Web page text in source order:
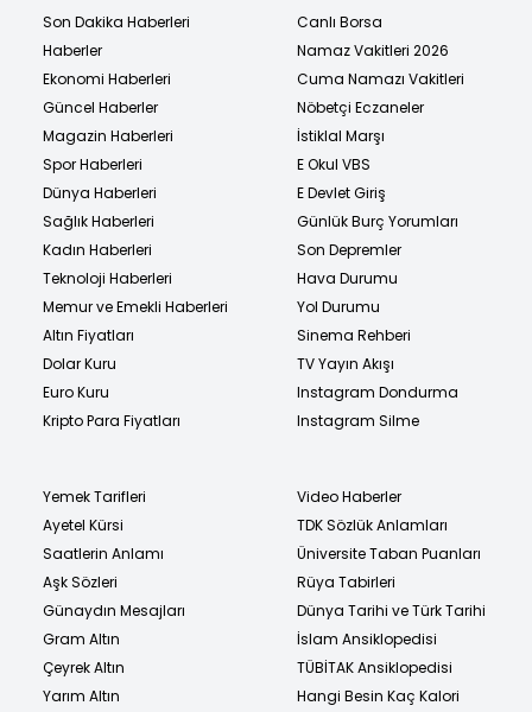
Son Dakika Haberleri
Haberler
Ekonomi Haberleri
Güncel Haberler
Magazin Haberleri
Spor Haberleri
Dünya Haberleri
Sağlık Haberleri
Kadın Haberleri
Teknoloji Haberleri
Memur ve Emekli Haberleri
Altın Fiyatları
Dolar Kuru
Euro Kuru
Kripto Para Fiyatları
Canlı Borsa
Namaz Vakitleri 2026
Cuma Namazı Vakitleri
Nöbetçi Eczaneler
İstiklal Marşı
E Okul VBS
E Devlet Giriş
Günlük Burç Yorumları
Son Depremler
Hava Durumu
Yol Durumu
Sinema Rehberi
TV Yayın Akışı
Instagram Dondurma
Instagram Silme
Yemek Tarifleri
Ayetel Kürsi
Saatlerin Anlamı
Aşk Sözleri
Günaydın Mesajları
Gram Altın
Çeyrek Altın
Yarım Altın
Video Haberler
TDK Sözlük Anlamları
Üniversite Taban Puanları
Rüya Tabirleri
Dünya Tarihi ve Türk Tarihi
İslam Ansiklopedisi
TÜBİTAK Ansiklopedisi
Hangi Besin Kaç Kalori